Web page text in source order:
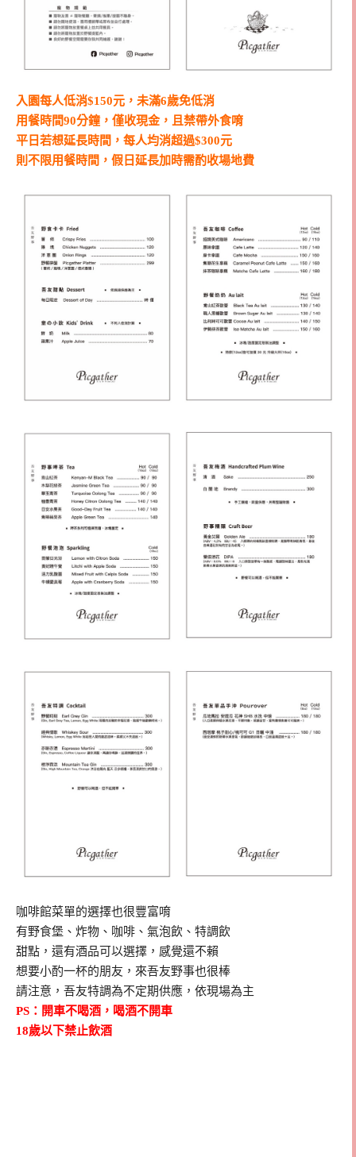
入園每人低消$150元，未滿6歲免低消
用餐時間90分鐘，僅收現金，且禁帶外食唷
平日若想延長時間，每人均消超過$300元
則不限用餐時間，假日延長加時需酌收場地費
咖啡館菜單的選擇也很豐富唷
有野食堡、炸物、咖啡、氣泡飲、特調飲
甜點，還有酒品可以選擇，感覺還不賴
想要小酌一杯的朋友，來吾友野事也很棒
請注意，吾友特調為不定期供應，依現場為主
PS：開車不喝酒，喝酒不開車
18歲以下禁止飲酒